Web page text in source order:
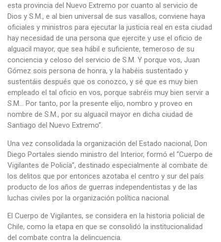
esta provincia del Nuevo Extremo por cuanto al servicio de
Dios y S.M., e al bien universal de sus vasallos, conviene haya
oficiales y ministros para ejecutar la justicia real en esta ciudad
hay necesidad de una persona que ejercite y use el oficio de
alguacil mayor, que sea hábil e suficiente, temeroso de su
conciencia y celoso del servicio de S.M. Y porque vos, Juan
Gómez sois persona de honra, y la habéis sustentado y
sustentáis después que os conozco, y sé que es muy bien
empleado el tal oficio en vos, porque sabréis muy bien servir a
S.M… Por tanto, por la presente elijo, nombro y proveo en
nombre de S.M., por su alguacil mayor en dicha ciudad de
Santiago del Nuevo Extremo”.
Una vez consolidada la organización del Estado nacional, Don
Diego Portales siendo ministro del Interior, formó el “Cuerpo de
Vigilantes de Policía”, destinado especialmente al combate de
los delitos que por entonces azotaba el centro y sur del país
producto de los años de guerras independentistas y de las
luchas civiles por la organización política nacional.
El Cuerpo de Vigilantes, se considera en la historia policial de
Chile, como la etapa en que se consolidó la institucionalidad
del combate contra la delincuencia.